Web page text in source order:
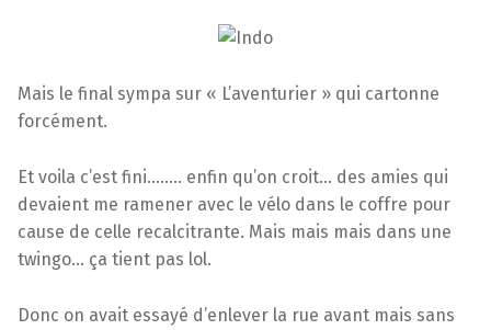
Mais le final sympa sur « L’aventurier » qui cartonne
forcément.
Et voila c’est fini…….. enfin qu’on croit… des amies qui
devaient me ramener avec le vélo dans le coffre pour
cause de celle recalcitrante. Mais mais mais dans une
twingo… ça tient pas lol.
Donc on avait essayé d’enlever la rue avant mais sans